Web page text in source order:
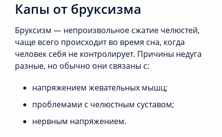
Капы от бруксизма
Бруксизм — непроизвольное сжатие челюстей,
чаще всего происходит во время сна, когда
человек себя не контролирует. Причины недуга
разные, но обычно они связаны с:
напряжением жевательных мышц;
проблемами с челюстным суставом;
нервным напряжением.